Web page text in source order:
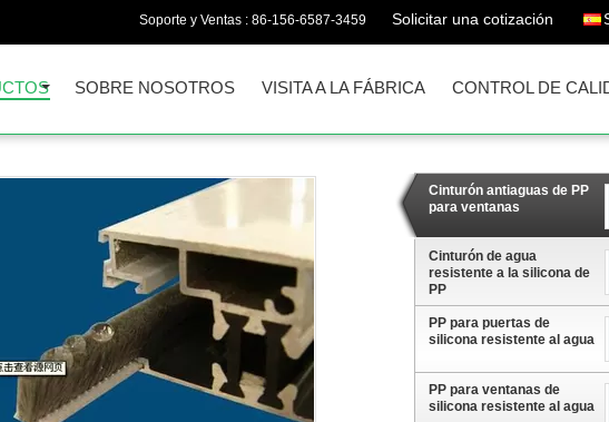
Soporte y Ventas : 86-156-6587-3459 Solicitar una cotización
SOBRE NOSOTROS VISITA A LA FÁBRICA CONTROL DE
Cinturón antiaguas de PP
para ventanas
Cinturón de agua
resistente a la silicona de
PP
PP para puertas de
silicona resistente al agua
PP para ventanas de
silicona resistente al agua